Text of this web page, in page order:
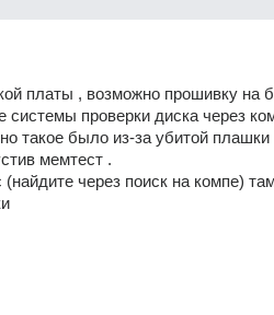
платы , возможно прошивку на
системы проверки диска через
такое было из-за убитой плашки
мемтест .
через поиск на компе)